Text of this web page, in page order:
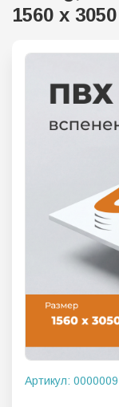
1560 х
Артикул: